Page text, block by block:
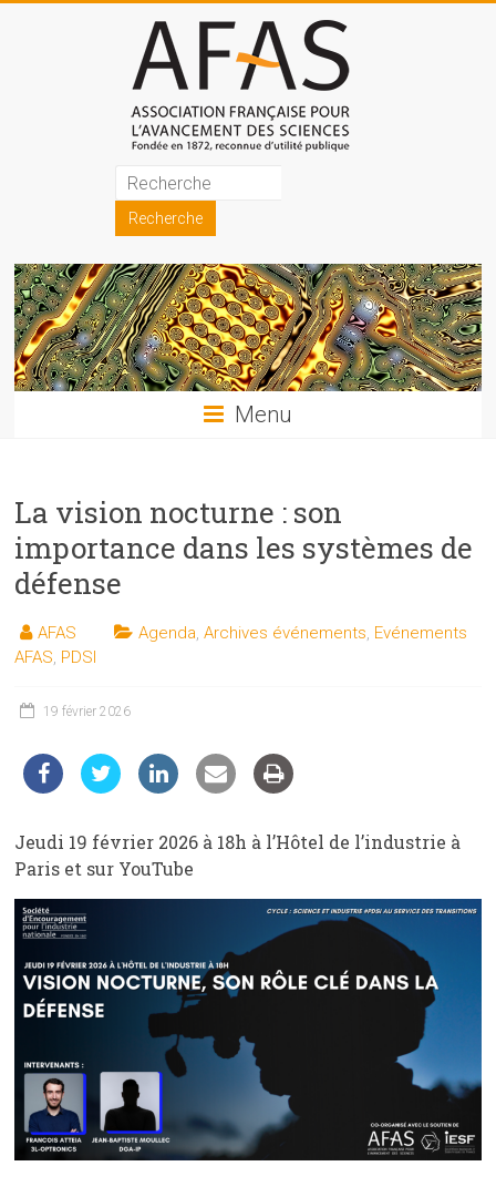
Association
française
pour
l'avancement
des
sciences
les
sciences
et
les
auprès
public
Menu
La vision nocturne : son
importance dans les systèmes de
défense
AFAS Agenda ,Archives événements Evénements
AFAS PDSI
19 février 2026
Jeudi 19 février 2026 à 18h à l’Hôtel de l’industrie à
Paris et sur YouTube